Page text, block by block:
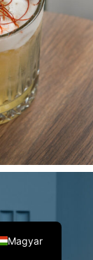
Magyar
English